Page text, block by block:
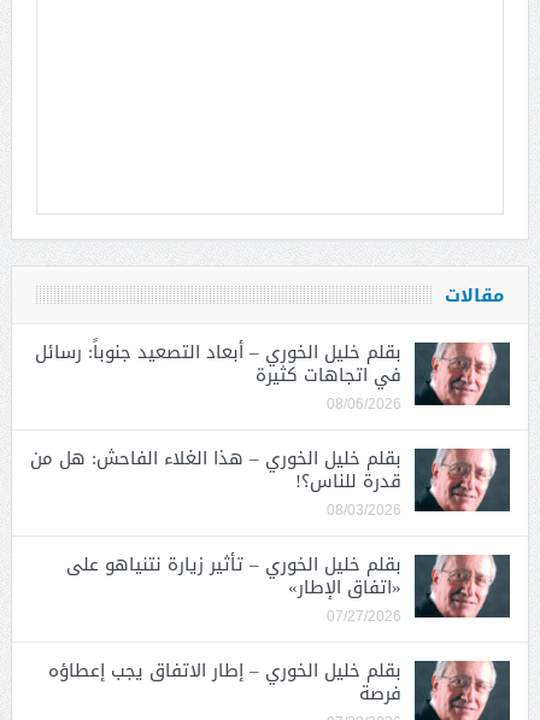
مقالات
بقلم خليل الخوري – أبعاد التصعيد جنوباً: رسائل
في اتجاهات كثيرة
08/06/2026
بقلم خليل الخوري – هذا الغلاء الفاحش: هل من
قدرة للناس؟!
08/03/2026
بقلم خليل الخوري – تأثير زيارة نتنياهو على
«اتفاق الإطار»
07/27/2026
بقلم خليل الخوري – إطار الاتفاق يجب إعطاؤه
فرصة